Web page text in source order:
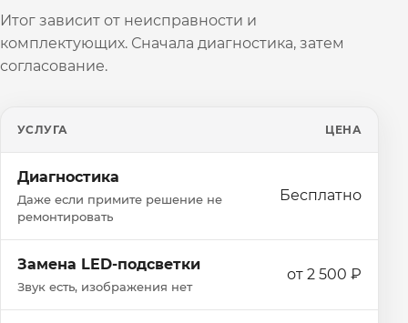
Итог зависит от неисправности и
комплектующих. Сначала диагностика, затем
согласование.
УСЛУГА ЦЕНА
Диагностика
Даже если примите решение не
ремонтировать
Бесплатно
Замена LED-подсветки
Звук есть, изображения нет
от 2 500 ₽